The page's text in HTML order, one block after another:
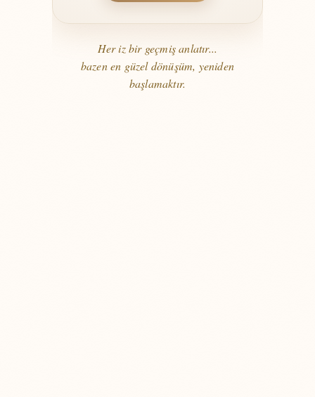
Her iz bir geçmiş anlatır...
bazen en güzel dönüşüm, yeniden
başlamaktır.